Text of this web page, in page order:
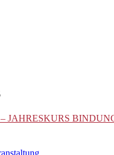
JAHRESKURS